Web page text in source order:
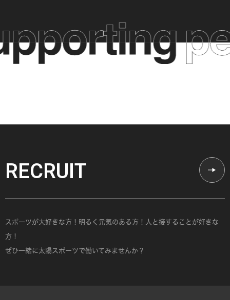
RECRUIT
スポーツが大好きな方！明るく元気のある方！人と接することが好きな
方！
ぜひ一緒に太陽スポーツで働いてみませんか？